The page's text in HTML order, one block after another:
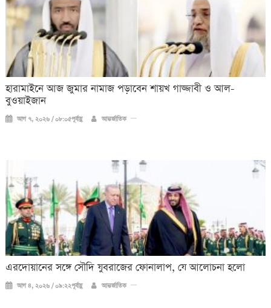
হারামাইনে আজ জুমার নামাজ পড়াবেন শায়খ গাজ্জাবী ও আল-
বুওয়াইজান
আগ ৭, ২০২৬ / ০৮:০৫পূর্বাহ্ণ আন্তর্জাতিক
এরদোয়ানের সঙ্গে সৌদি যুবরাজের ফোনালাপ, যে আলোচনা হলো
আগ ৪, ২০২৬ / ০৯:২২পূর্বাহ্ণ আন্তর্জাতিক